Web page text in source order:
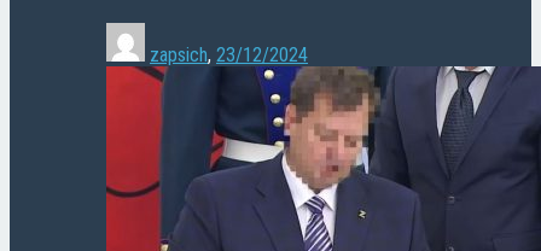
zapsich, 23/12/2024